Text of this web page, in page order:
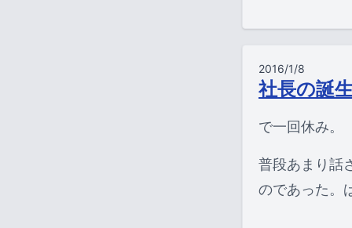
2016/1/8
社長の誕
で一回休み。
普段あまり話
のであった。